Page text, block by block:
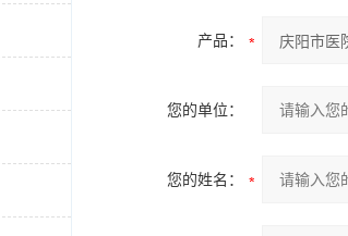
产品：
您的单位：
您的姓名：